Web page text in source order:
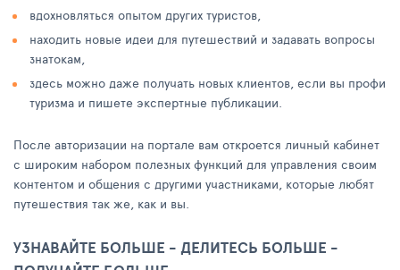
вдохновляться опытом других туристов,
находить новые идеи для путешествий и задавать вопросы
знатокам,
здесь можно даже получать новых клиентов, если вы профи
туризма и пишете экспертные публикации.
После авторизации на портале вам откроется личный кабинет
с широким набором полезных функций для управления своим
контентом и общения с другими участниками, которые любят
путешествия так же, как и вы.
УЗНАВАЙТЕ БОЛЬШЕ - ДЕЛИТЕСЬ БОЛЬШЕ -